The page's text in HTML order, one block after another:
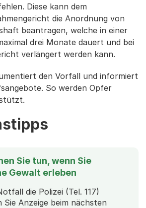
Diese kann dem
die Anordnung von
beantragen, welche in einer
drei Monate dauert und bei
verlängert werden kann.
den Vorfall und informiert
So werden Opfer
Sie tun, wenn Sie
Gewalt erleben
die Polizei (Tel. 117)
Anzeige beim nächsten